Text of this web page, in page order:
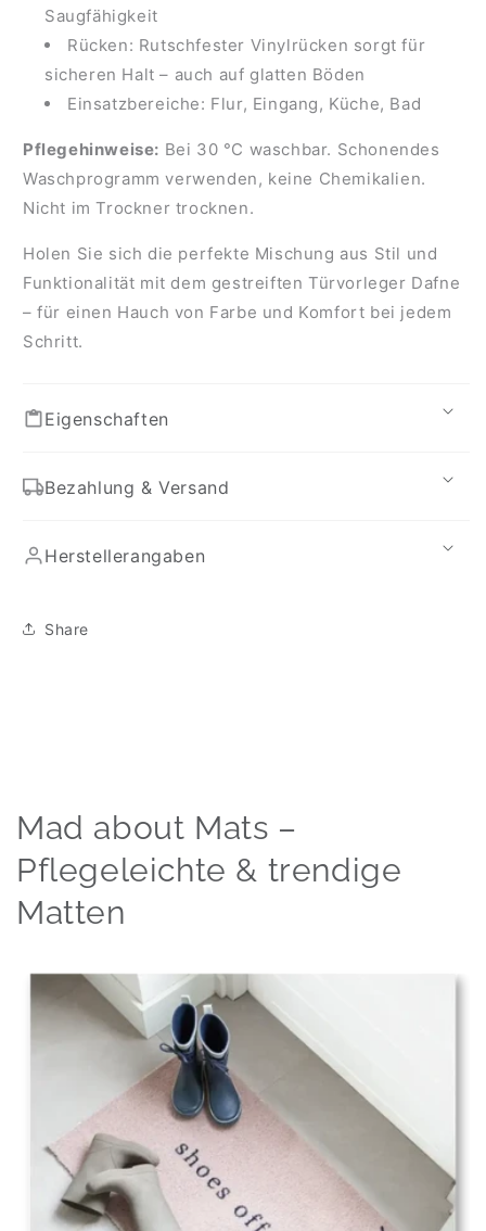
Saugfähigkeit
Rücken: Rutschfester Vinylrücken sorgt für
sicheren Halt – auch auf glatten Böden
Einsatzbereiche: Flur, Eingang, Küche, Bad
Pflegehinweise: Bei 30 °C waschbar. Schonendes
Waschprogramm verwenden, keine Chemikalien.
Nicht im Trockner trocknen.
Holen Sie sich die perfekte Mischung aus Stil und
Funktionalität mit dem gestreiften Türvorleger Dafne
– für einen Hauch von Farbe und Komfort bei jedem
Schritt.
Eigenschaften
Bezahlung & Versand
Herstellerangaben
Share
Mad about Mats –
Pflegeleichte & trendige
Matten